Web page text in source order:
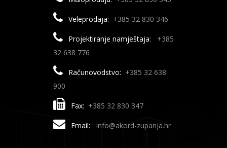
Veleprodaja: +385 32 830 346
Projektiranje namještaja:
+385
32 638 776
Računovodstvo: +385 32 638
900
Fax: +385 32 830 347
Email: info@akord-zupanja.hr